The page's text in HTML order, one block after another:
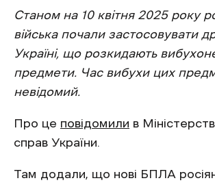
Станом на 10 квітня 2025 року
війська почали застосовувати
Україні, що розкидають
предмети. Час вибухи цих
невідомий.
Про це повідомили в
справ України.
Там додали, що нові БПЛА